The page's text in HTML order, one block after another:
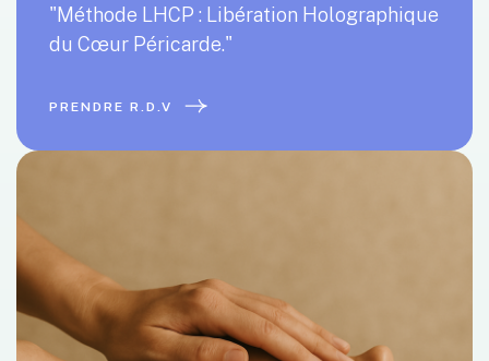
"Méthode LHCP : Libération Holographique
du Cœur Péricarde."
PRENDRE R.D.V